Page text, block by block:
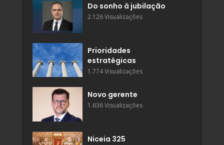
Do sonho à jubilação
2.126 Visualizações
Prioridades
estratégicas
1.774 Visualizações
Novo gerente
1.636 Visualizações
Niceia 325